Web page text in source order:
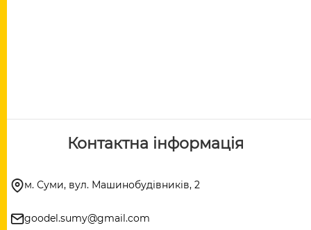
Контактна інформація
м. Суми, вул. Машинобудівників, 2
goodel.sumy@gmail.com